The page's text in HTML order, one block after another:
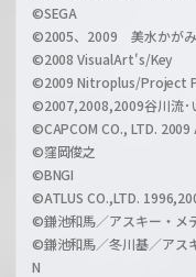
©SEGA
©2005、2009 美水かがみ
©2008 VisualArt's/Key
©2009 Nitroplus/Project
©2007,2008,2009谷川流･
©CAPCOM CO., LTD. 2009
©窪岡俊之
©BNGI
©ATLUS CO.,LTD.
©鎌池和馬／アスキー・メ
©鎌池和馬／冬川基／アス
N